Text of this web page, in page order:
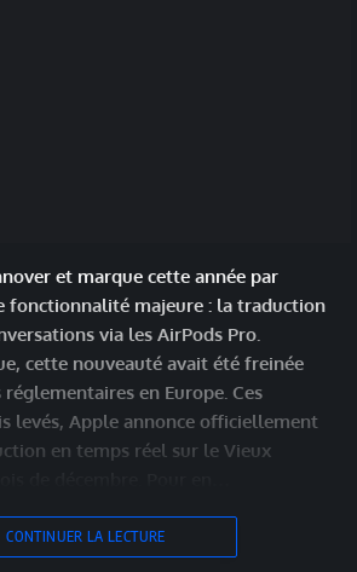
et marque cette année par
fonctionnalité majeure : la traduction
via les AirPods Pro.
cette nouveauté avait été freinée
en Europe. Ces
levés, Apple annonce officiellement
en temps réel sur le Vieux
CONTINUER LA LECTURE